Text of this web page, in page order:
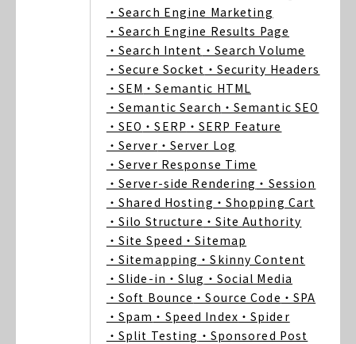
・Search Engine Marketing
・Search Engine Results Page
・Search Intent ・Search Volume
・Secure Socket ・Security Headers
・SEM ・Semantic HTML
・Semantic Search ・Semantic SEO
・SEO ・SERP ・SERP Feature
・Server ・Server Log
・Server Response Time
・Server-side Rendering ・Session
・Shared Hosting ・Shopping Cart
・Silo Structure ・Site Authority
・Site Speed ・Sitemap
・Sitemapping ・Skinny Content
・Slide-in ・Slug ・Social Media
・Soft Bounce ・Source Code ・SPA
・Spam ・Speed Index ・Spider
・Split Testing ・Sponsored Post